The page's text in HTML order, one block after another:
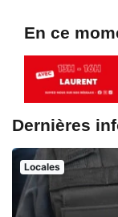
En ce
Dernières
Locales